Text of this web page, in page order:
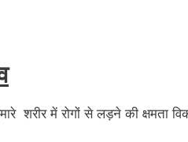
शरीर में रोगों से लड़ने की क्षमता